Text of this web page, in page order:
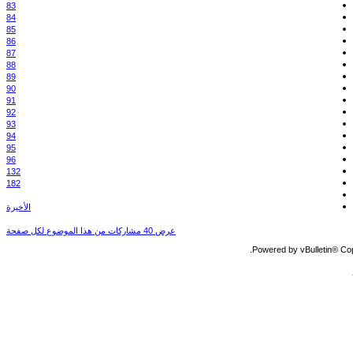
83
84
85
86
87
88
89
90
91
92
93
94
95
96
132
182
الأخيرة
عرض 40 مشاركات من هذا الموضوع لكل صفحة
Powered by vBulletin®